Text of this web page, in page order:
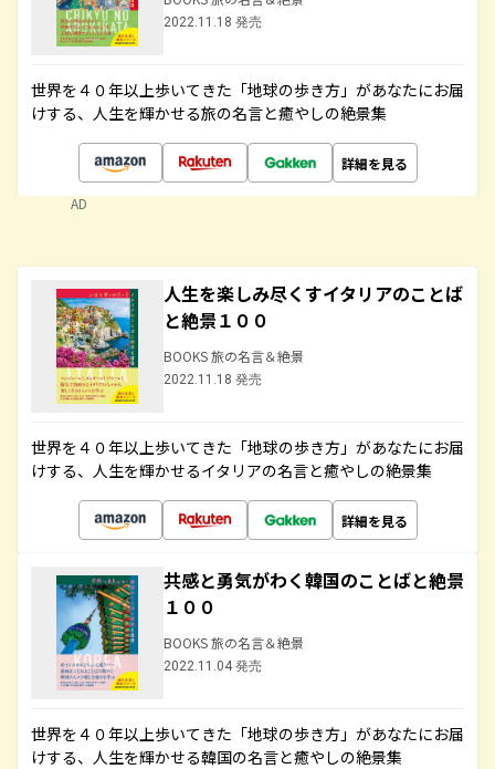
2022.11.18 発売
世界を４０年以上歩いてきた「地球の歩き方」があなたにお届
けする、人生を輝かせる旅の名言と癒やしの絶景集
詳細を見る
AD
人生を楽しみ尽くすイタリアのことば
と絶景１００
BOOKS 旅の名言＆絶景
2022.11.18 発売
世界を４０年以上歩いてきた「地球の歩き方」があなたにお届
けする、人生を輝かせるイタリアの名言と癒やしの絶景集
詳細を見る
共感と勇気がわく韓国のことばと絶景
１００
BOOKS 旅の名言＆絶景
2022.11.04 発売
世界を４０年以上歩いてきた「地球の歩き方」があなたにお届
けする、人生を輝かせる韓国の名言と癒やしの絶景集